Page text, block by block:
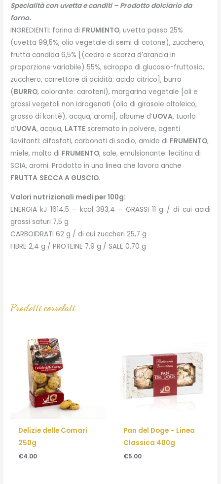
Specialità con uvetta e canditi – Prodotto dolciario da
forno.
INGREDIENTI: farina di FRUMENTO, uvetta passa 25%
(uvetta 99,5%, olio vegetale di semi di cotone), zucchero,
frutta candida 6,5% [(cedro e scorza d’arancia in
proporzione variabile) 55%, sciroppo di glucosio-fruttosio,
zucchero, correttore di acidità: acido citrico], burro
(BURRO, colorante: caroteni), margarina vegetale [oli e
grassi vegetali non idrogenati (olio di girasole altoleico,
grasso di karitè), acqua, aromi], albume d’UOVA, tuorlo
d’UOVA, acqua, LATTE scremato in polvere, agenti
lievitanti: difosfati, carbonati di sodio, amido di FRUMENTO,
miele, malto di FRUMENTO, sale, emulsionante: lecitina di
SOIA, aromi. Prodotto in una linea che lavora anche
FRUTTA SECCA A GUSCIO.
Valori nutrizionali medi per 100g:
ENERGIA kJ 1614,5 – kcal 383,4 – GRASSI 11 g / di cui acidi
grassi saturi 7,5 g
CARBOIDRATI 62 g / di cui zuccheri 25,7 g
FIBRE 2,4 g / PROTEINE 7,9 g / SALE 0,70 g
Prodotti correlati
Delizie delle Comari
250g
€4.00
Pan del Doge – Linea
Classica 400g
€5.00